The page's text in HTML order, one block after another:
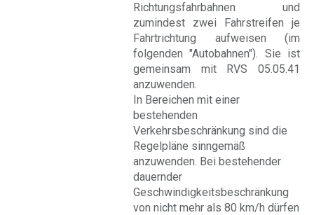
Richtungsfahrbahnen und
zumindest zwei Fahrstreifen je
Fahrtrichtung aufweisen (im
folgenden "Autobahnen"). Sie ist
gemeinsam mit RVS 05.05.41
anzuwenden.
In Bereichen mit einer
bestehenden
Verkehrsbeschränkung sind die
Regelpläne sinngemäß
anzuwenden. Bei bestehender
dauernder
Geschwindigkeitsbeschränkung
von nicht mehr als 80 km/h dürfen